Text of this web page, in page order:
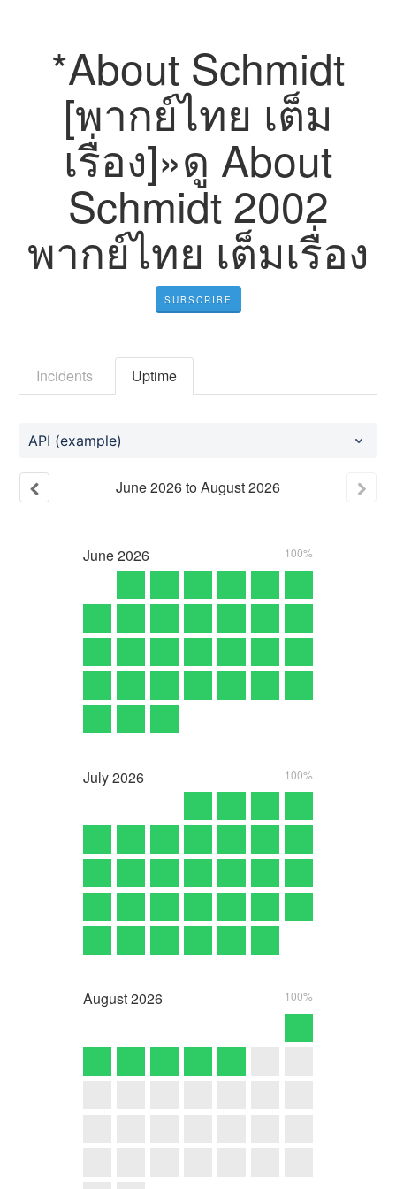
*About Schmidt
[พากย์ไทย เต็ม
เรื่อง]»ดู About
Schmidt 2002
พากย์ไทย เต็มเรื่อง
SUBSCRIBE
Incidents Uptime
API (example)
June2026toAugust2026
June2026 100%
July2026 100%
August2026 100%